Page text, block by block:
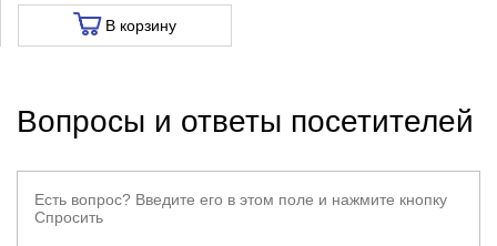
В корзину
Вопросы и ответы посетителей